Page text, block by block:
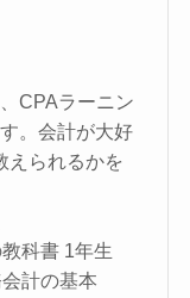
CPAラーニン
。会計が大好
えられるかを
科書 1年生
計の基本